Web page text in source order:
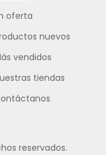
oferta
nuevos
vendidos
tiendas
reservados.